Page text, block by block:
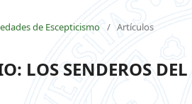
de Escepticismo / Artículos
LOS SENDEROS DEL